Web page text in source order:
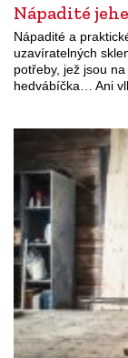
Nápadité
Nápadité a
uzavíratelných
potřeby, jež jsou
hedvábíčka… Ani